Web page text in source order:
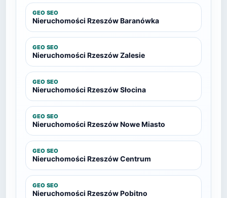
GEO SEO
Nieruchomości Rzeszów Baranówka
GEO SEO
Nieruchomości Rzeszów Zalesie
GEO SEO
Nieruchomości Rzeszów Słocina
GEO SEO
Nieruchomości Rzeszów Nowe Miasto
GEO SEO
Nieruchomości Rzeszów Centrum
GEO SEO
Nieruchomości Rzeszów Pobitno